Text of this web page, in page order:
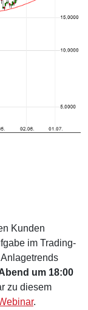
Kunden
im Trading-
um 18:00
zu diesem
.